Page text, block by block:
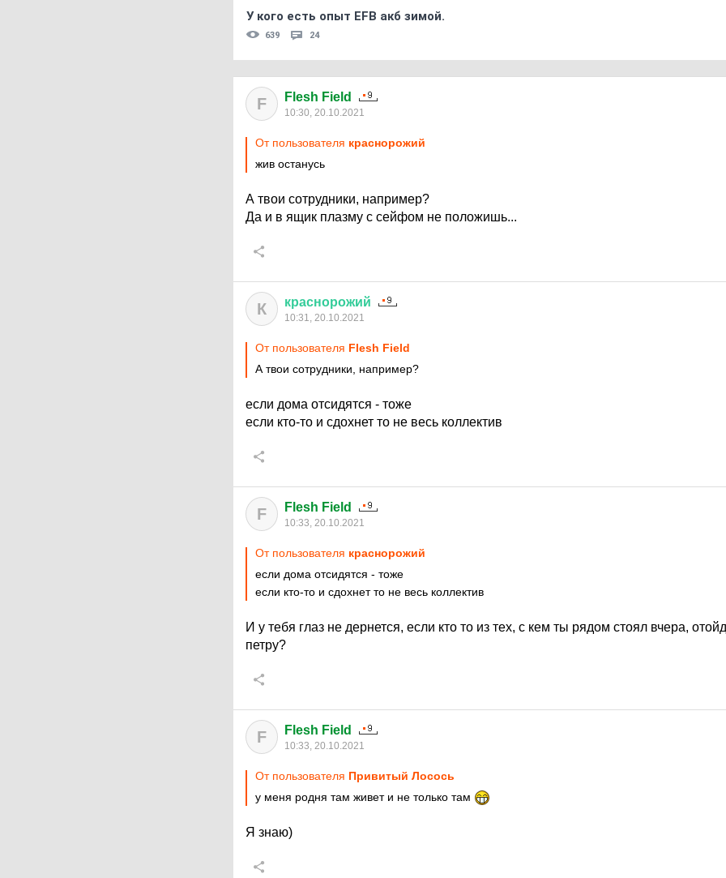
У кого есть опыт EFB акб зимой.
639 24
F Flesh Field
10:30, 20.10.2021
От пользователя краснорожий
жив останусь
А твои сотрудники, например?
Да и в ящик плазму с сейфом не положишь...
К краснорожий
10:31, 20.10.2021
От пользователя Flesh Field
А твои сотрудники, например?
если дома отсидятся - тоже
если кто-то и сдохнет то не весь коллектив
F Flesh Field
10:33, 20.10.2021
От пользователя краснорожий
если дома отсидятся - тоже
если кто-то и сдохнет то не весь коллектив
И у тебя глаз не дернется, если кто то из тех, с кем ты рядом стоял вчера,
петру?
F Flesh Field
10:33, 20.10.2021
От пользователя Привитый Лосось
у меня родня там живет и не только там
Я знаю)